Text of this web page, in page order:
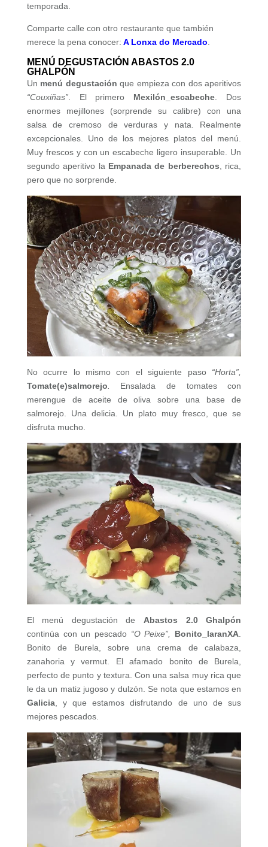
temporada.
Comparte calle con otro restaurante que también
merece la pena conocer: A Lonxa do Mercado
MENÚ DEGUSTACIÓN ABASTOS 2.0
GHALPÓN
Un menú degustación que empieza con dos aperitivos
“Couxiñas”. El primero Mexilón_escabeche . Dos
enormes mejillones (sorprende su calibre) con una
salsa de cremoso de verduras y nata. Realmente
excepcionales. Uno de los mejores platos del menú.
Muy frescos y con un escabeche ligero insuperable. Un
segundo aperitivo la Empanada de berberechos , rica,
pero que no sorprende.
No ocurre lo mismo con el siguiente paso “Horta”,
Tomate(e)salmorejo. Ensalada de tomates con
merengue de aceite de oliva sobre una base de
salmorejo. Una delicia. Un plato muy fresco, que se
disfruta mucho.
El menú degustación de Abastos 2.0 Ghalpón
continúa con un pescado “O Peixe”, Bonito_laranXA
Bonito de Burela, sobre una crema de calabaza,
zanahoria y vermut. El afamado bonito de Burela,
perfecto de punto y textura. Con una salsa muy rica que
le da un matiz jugoso y dulzón. Se nota que estamos en
Galicia, y que estamos disfrutando de uno de sus
mejores pescados.